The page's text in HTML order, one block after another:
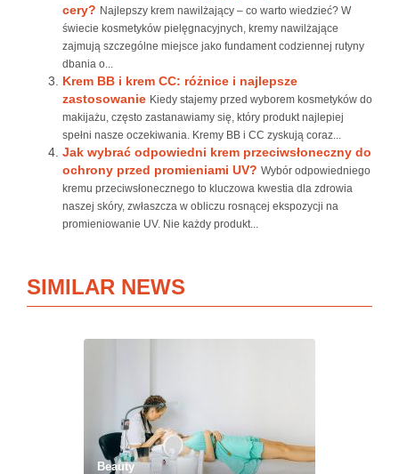
cery? Najlepszy krem nawilżający – co warto wiedzieć? W
świecie kosmetyków pielęgnacyjnych, kremy nawilżające
zajmują szczególne miejsce jako fundament codziennej rutyny
dbania o...
Krem BB i krem CC: różnice i najlepsze
zastosowanie Kiedy stajemy przed wyborem kosmetyków do
makijażu, często zastanawiamy się, który produkt najlepiej
spełni nasze oczekiwania. Kremy BB i CC zyskują coraz...
Jak wybrać odpowiedni krem przeciwsłoneczny do
ochrony przed promieniami UV? Wybór odpowiedniego
kremu przeciwsłonecznego to kluczowa kwestia dla zdrowia
naszej skóry, zwłaszcza w obliczu rosnącej ekspozycji na
promieniowanie UV. Nie każdy produkt...
SIMILAR NEWS
Beauty